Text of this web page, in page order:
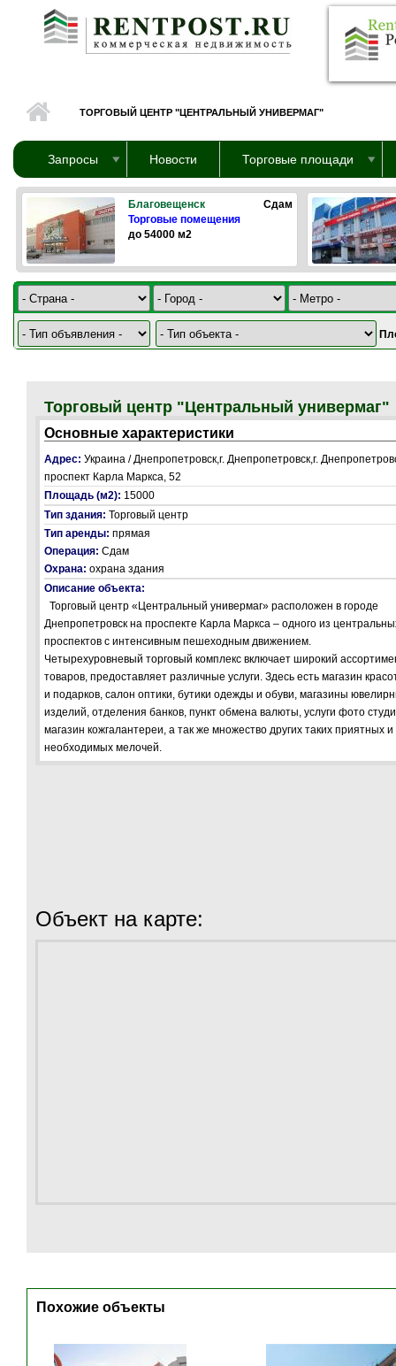
Перейти к основному содержанию
ТОРГОВЫЙ ЦЕНТР "ЦЕНТРАЛЬНЫЙ УНИВЕРМАГ"
Запросы Новости Торговые площади
Благовещенск
Сдам
Торговые помещения
до 54000 м2
Торговый центр "Центральный универмаг"
Основные характеристики
Адрес: Украина / Днепропетровск,г. Днепропетровск,г.
проспект Карла Маркса, 52
Площадь (м2): 15000
Тип здания: Торговый центр
Тип аренды: прямая
Операция: Сдам
Охрана: охрана здания
Описание объекта:
Торговый центр «Центральный универмаг» расположен в городе
Днепропетровск на проспекте Карла Маркса – одного из
проспектов с интенсивным пешеходным движением.
Четырехуровневый торговый комплекс включает широкий
товаров, предоставляет различные услуги. Здесь есть магазин
и подарков, салон оптики, бутики одежды и обуви, магазины
изделий, отделения банков, пункт обмена валюты, услуги фото
магазин кожгалантереи, а так же множество других таких приятных и
необходимых мелочей.
Объект на карте:
Похожие объекты